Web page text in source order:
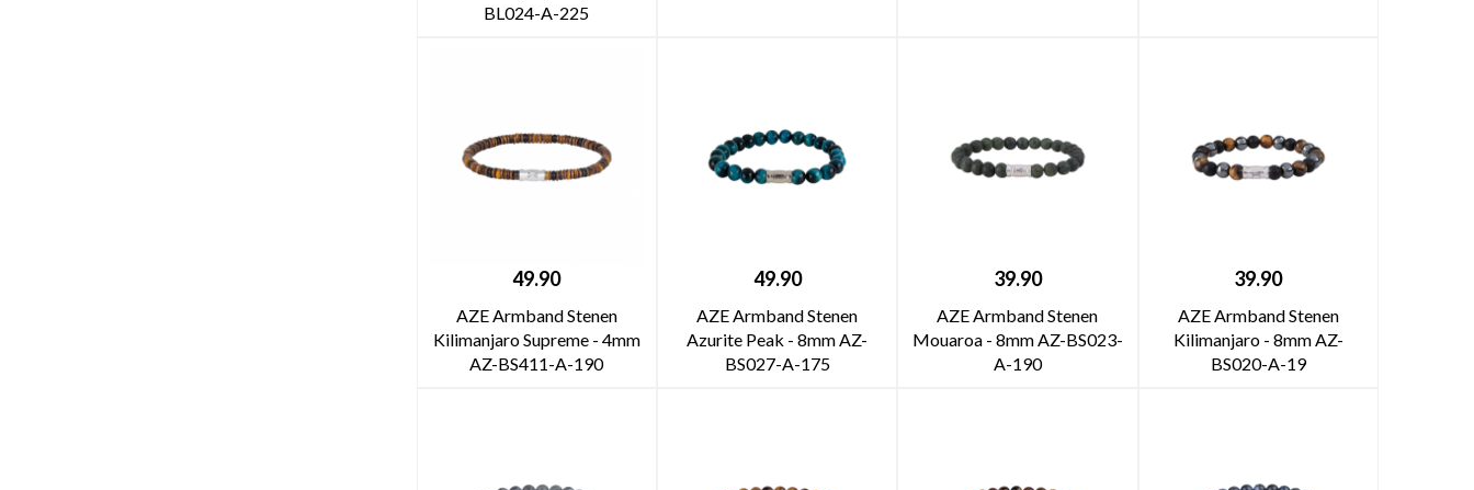
BL024-A-225
49.90
AZE Armband Stenen
Kilimanjaro Supreme - 4mm
AZ-BS411-A-190
49.90
AZE Armband Stenen
Azurite Peak - 8mm AZ-
BS027-A-175
39.90
AZE Armband Stenen
Mouaroa - 8mm AZ-BS023-
A-190
39.90
AZE Armband Stenen
Kilimanjaro - 8mm AZ-
BS020-A-19